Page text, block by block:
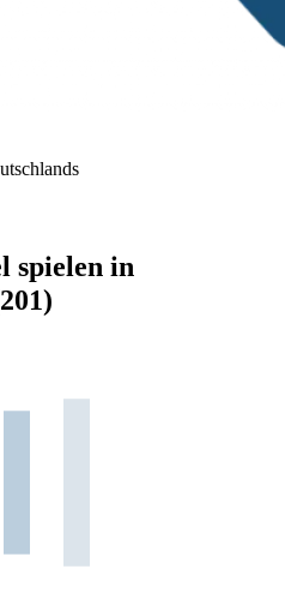
spielen in